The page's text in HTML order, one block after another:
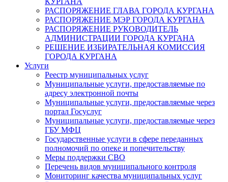
РАСПОРЯЖЕНИЕ ГЛАВА ГОРОДА КУРГАНА
РАСПОРЯЖЕНИЕ МЭР ГОРОДА КУРГАНА
РАСПОРЯЖЕНИЕ РУКОВОДИТЕЛЬ
АДМИНИСТРАЦИИ ГОРОДА КУРГАНА
РЕШЕНИЕ ИЗБИРАТЕЛЬНАЯ КОМИССИЯ
ГОРОДА КУРГАНА
Услуги
Реестр муниципальных услуг
Муниципальные услуги, предоставляемые по
адресу электронной почты
Муниципальные услуги, предоставляемые через
портал Госуслуг
Муниципальные услуги, предоставляемые через
ГБУ МФЦ
Государственные услуги в сфере переданных
полномочий по опеке и попечительству
Меры поддержки СВО
Перечень видов муниципального контроля
Мониторинг качества муниципальных услуг